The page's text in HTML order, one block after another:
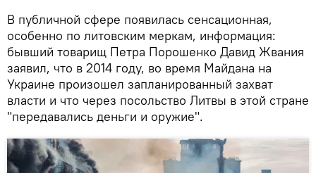
В публичной сфере появилась сенсационная,
особенно по литовским меркам, информация:
бывший товарищ Петра Порошенко Давид Жвания
заявил, что в 2014 году, во время Майдана на
Украине произошел запланированный захват
власти и что через посольство Литвы в этой стране
"передавались деньги и оружие".